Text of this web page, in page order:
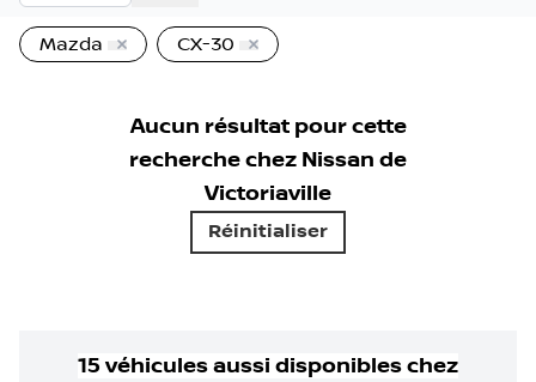
Mazda CX-30
Aucun résultat pour cette
recherche chez Nissan de
Victoriaville
Réinitialiser
15 véhiculesaussi disponibleschez